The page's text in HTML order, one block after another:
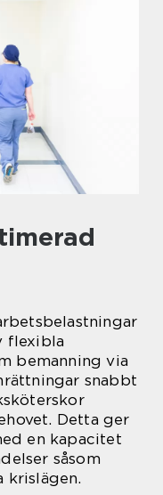
flexibla
bemanning via
snabbt
Detta ger
en kapacitet
såsom
krislägen.